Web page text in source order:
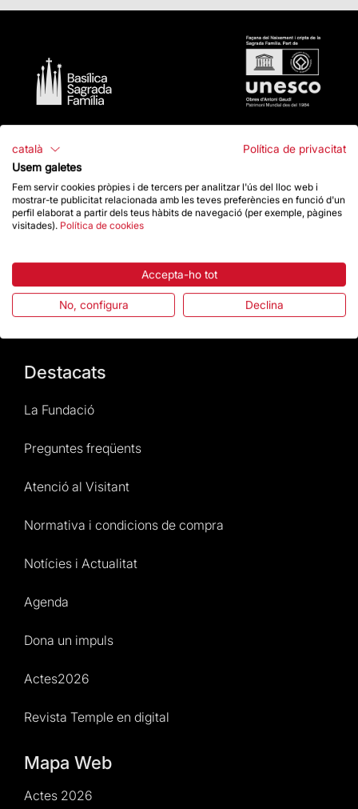
Contacte
Dona un impuls
Botiga
Destacats
La Fundació
Preguntes freqüents
Atenció al Visitant
Normativa i condicions de compra
Notícies i Actualitat
Agenda
Dona un impuls
Actes2026
Revista Temple en digital
Mapa Web
Actes 2026
català
Política de privacitat
Usem galetes
Fem servir cookies pròpies i de tercers per analitzar l'ús del lloc web i
mostrar-te publicitat relacionada amb les teves preferències en funció d'un
perfil elaborat a partir dels teus hàbits de navegació (per exemple, pàgines
visitades). Política de cookies
Accepta-ho tot
No, configura Declina